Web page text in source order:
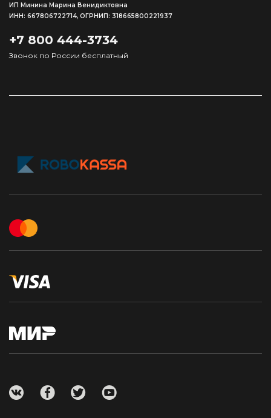
ИП Минина Марина Венидиктовна
ИНН: 667806722714, ОГРНИП: 318665800221937
+7 800 444-3734
Звонок по России бесплатный